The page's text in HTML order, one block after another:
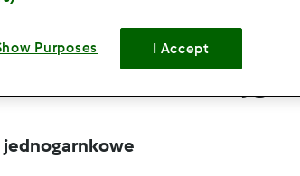
jednogarnkowe
Purposes I Accept